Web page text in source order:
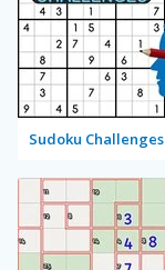
Sudoku Challenges